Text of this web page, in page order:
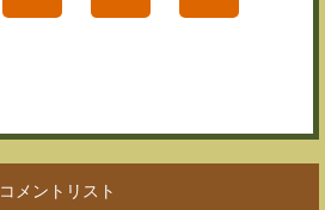
コメントリスト